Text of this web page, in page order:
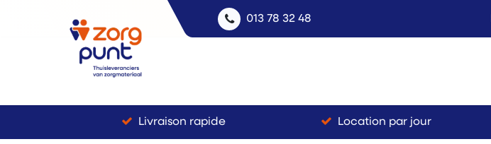
013 78 32 48
Livraison rapide Location par jour